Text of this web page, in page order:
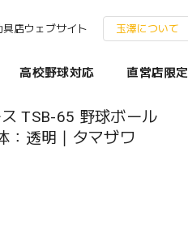
具店ウェブサイト 玉澤について
高校野球対応 直営店限定
TSB-65 野球ボール
：透明｜タマザワ